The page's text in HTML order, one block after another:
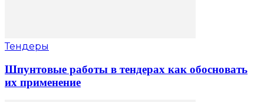
Тендеры
Шпунтовые работы в тендерах как обосновать
их применение